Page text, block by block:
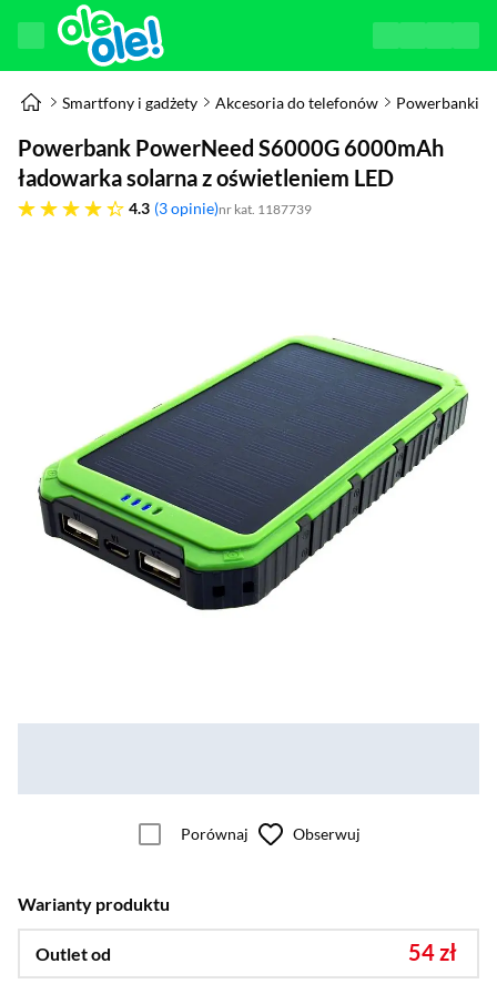
Smartfony i gadżety Akcesoria do telefonów Powerbanki
Powerbank PowerNeed S6000G 6000mAh
ładowarka solarna z oświetleniem LED
4.3
4.3 gwiazdek 3 opinie nr kat. 1187739
Porównaj Obserwuj
Warianty produktu
Outlet od 54 zł